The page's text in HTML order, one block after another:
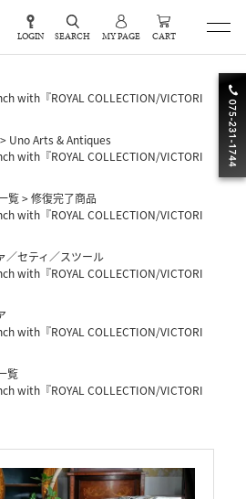
LOGIN SEARCH MY PAGE CART
with『ROYAL COLLECTION/VICTORI
Uno Arts & Antiques
with『ROYAL COLLECTION/VICTORI
覧
修復完了商品
with『ROYAL COLLECTION/VICTORI
／セティ／スツール
with『ROYAL COLLECTION/VICTORI
with『ROYAL COLLECTION/VICTORI
覧
with『ROYAL COLLECTION/VICTORI